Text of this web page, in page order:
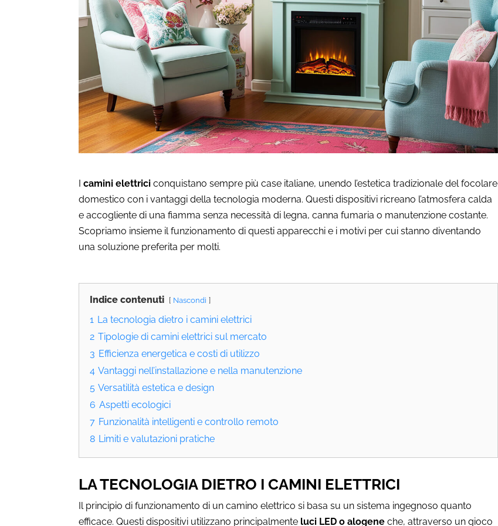
Icamini elettrici conquistano sempre più case italiane, unendo l’estetica tradizionale del focolare
domestico con i vantaggi della tecnologia moderna. Questi dispositivi ricreano l’atmosfera calda
e accogliente di una fiamma senza necessità di legna, canna fumaria o manutenzione costante.
Scopriamo insieme il funzionamento di questi apparecchi e i motivi per cui stanno diventando
una soluzione preferita per molti.
Indice contenuti Nascondi
1 La tecnologia dietro i camini elettrici
2 Tipologie di camini elettrici sul mercato
3 Efficienza energetica e costi di utilizzo
4 Vantaggi nell’installazione e nella manutenzione
5 Versatilità estetica e design
6 Aspetti ecologici
7 Funzionalità intelligenti e controllo remoto
8 Limiti e valutazioni pratiche
LA TECNOLOGIA DIETRO I CAMINI ELETTRICI
Il principio di funzionamento di un camino elettrico si basa su un sistema ingegnoso quanto
efficace. Questi dispositivi utilizzano principalmente luci LED o alogene che, attraverso un gioco